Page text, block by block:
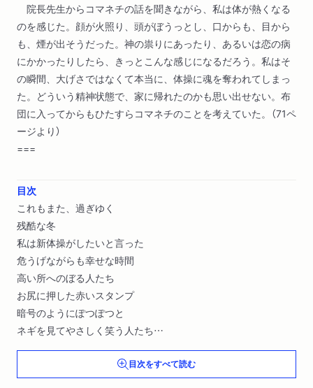
院長先生からコマネチの話を聞きながら、私は体が熱くなる
のを感じた。顔が火照り、頭がぼうっとし、口からも、目から
も、煙が出そうだった。神の祟りにあったり、あるいは恋の病
にかかったりしたら、きっとこんな感じになるだろう。私はそ
の瞬間、大げさではなくて本当に、体操に魂を奪われてしまっ
た。どういう精神状態で、家に帰れたのかも思い出せない。布
団に入ってからもひたすらコマネチのことを考えていた。（71ペ
ージより）
===
目次
これもまた、過ぎゆく
残酷な冬
私は新体操がしたいと言った
危うげながらも幸せな時間
高い所へのぼる人たち
お尻に押した赤いスタンプ
暗号のようにぽつぽつと
ネギを見てやさしく笑う人たち
月夜のステージ
目次をすべて読む